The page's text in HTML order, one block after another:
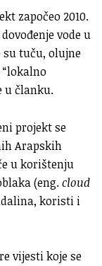
započeo 2010.
vode u
su tuču, olujne
u članku.
projekt se
Arapskih
u korištenju
(eng.cloud
koristi i
vijesti koje se